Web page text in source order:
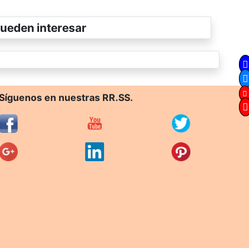
interesar
en nuestras RR.SS.